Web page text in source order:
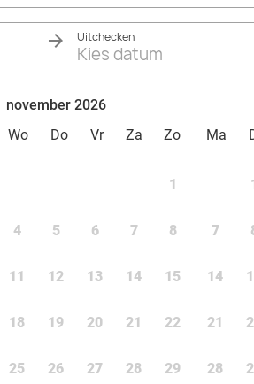
Uitchecken
Kies datum
november 2026
Wo Do Vr Za Zo
1
4 5 6 7 8
11 12 13 14 15
18 19 20 21 22
25 26 27 28 29
Ma
7
14
21
28